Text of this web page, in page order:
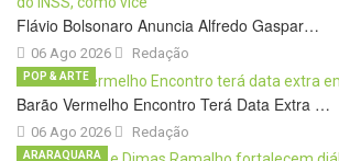
Flávio Bolsonaro Anuncia Alfredo Gaspar…
06 Ago 2026 Redação
Barão Vermelho Encontro Terá Data Extra …
06 Ago 2026
POP & ARTE
Redação
ARARAQUARA